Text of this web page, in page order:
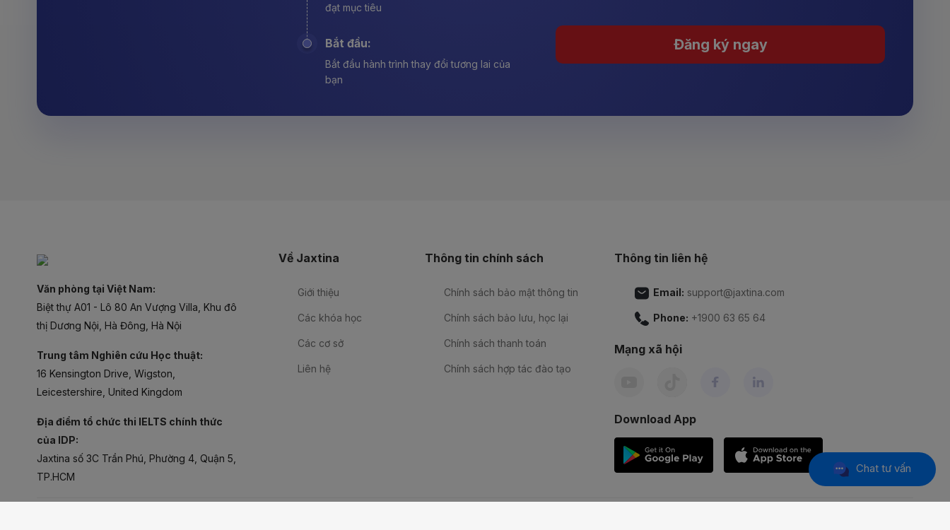
đạt mục tiêu
Bắt đầu:
Bắt đầu hành trình thay đổi tương lai của
bạn
Đăng ký ngay
Văn phòng tại Việt Nam:
Biệt thự A01 - Lô 80 An Vượng Villa, Khu đô
thị Dương Nội, Hà Đông, Hà Nội
Trung tâm Nghiên cứu Học thuật:
16 Kensington Drive, Wigston,
Leicestershire, United Kingdom
Địa điểm tổ chức thi IELTS chính thức
của IDP:
Jaxtina số 3C Trần Phú, Phường 4, Quận 5,
TP.HCM
Về Jaxtina
Giới thiệu
Các khóa học
Các cơ sở
Liên hệ
Thông tin chính sách
Chính sách bảo mật thông tin
Chính sách bảo lưu, học lại
Chính sách thanh toán
Chính sách hợp tác đào tạo
Thông tin liên hệ
Email: support@jaxtina.com
Phone: +1900 63 65 64
Mạng xã hội
Download App
Chat tư vấn